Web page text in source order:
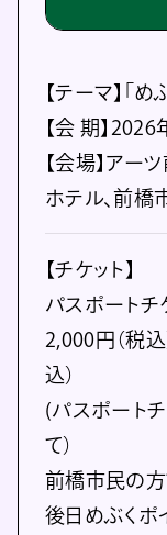
【テーマ】「
【会 期】2026
【会場】アー
ホテル、前橋
【チケット】
パスポートチ
2,000円（税
込）
(パスポートチ
て）
前橋市⺠の⽅
後⽇めぶくポ